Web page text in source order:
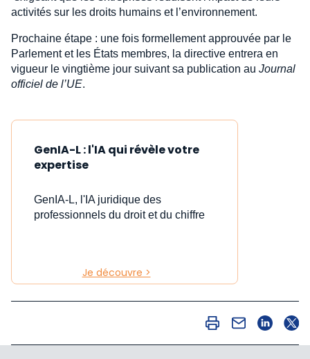
activités sur les droits humains et l’environnement.
Prochaine étape : une fois formellement approuvée par le
Parlement et les États membres, la directive entrera en
vigueur le vingtième jour suivant sa publication au Journal
officiel de l’UE.
GenIA-L : l'IA qui révèle votre
expertise
GenIA-L, l'IA juridique des
professionnels du droit et du chiffre
Je découvre >